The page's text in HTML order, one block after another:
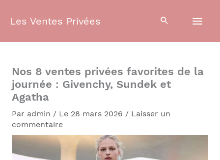
Les Ventes Privées
Nos 8 ventes privées favorites de la
journée : Givenchy, Sundek et
Agatha
Par admin / Le 28 mars 2026 / Laisser un
commentaire